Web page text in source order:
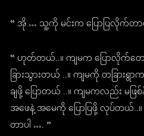
“ အို … သူ့ကို မင်းက ပြောပြလိုက်တာ
“ ဟုတ်တယ်..။ ကျမက ပြောလိုက်တ
ခြားသွားတယ် ..။ ကျမကို တခြာ
ချဖို့ ပြောတယ် ..။ ကျမကလည်း မဖ
အဖေနဲ့ အမေကို ပြောပြဖို့ လုပ်တယ်..
တာပါ …. ”